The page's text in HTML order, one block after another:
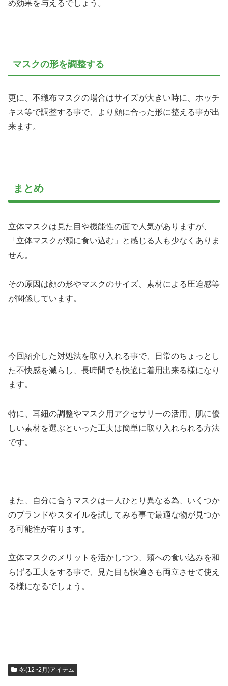
め効果を与えるでしょう。
マスクの形を調整する
更に、不織布マスクの場合はサイズが大きい時に、ホッチ
キス等で調整する事で、より顔に合った形に整える事が出
来ます。
まとめ
立体マスクは見た目や機能性の面で人気がありますが、
「立体マスクが頬に食い込む」と感じる人も少なくありま
せん。
その原因は顔の形やマスクのサイズ、素材による圧迫感等
が関係しています。
今回紹介した対処法を取り入れる事で、日常のちょっとし
た不快感を減らし、長時間でも快適に着用出来る様になり
ます。
特に、耳紐の調整やマスク用アクセサリーの活用、肌に優
しい素材を選ぶといった工夫は簡単に取り入れられる方法
です。
また、自分に合うマスクは一人ひとり異なる為、いくつか
のブランドやスタイルを試してみる事で最適な物が見つか
る可能性が有ります。
立体マスクのメリットを活かしつつ、頬への食い込みを和
らげる工夫をする事で、見た目も快適さも両立させて使え
る様になるでしょう。
冬(12~2月)アイテム